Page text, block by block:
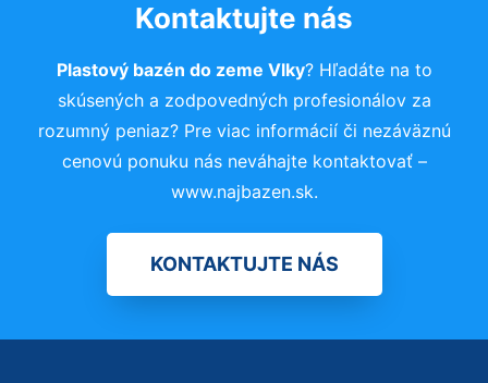
Kontaktujte nás
Plastový bazén do zeme Vlky? Hľadáte na to
skúsených a zodpovedných profesionálov za
rozumný peniaz? Pre viac informácií či nezáväznú
cenovú ponuku nás neváhajte kontaktovať –
www.najbazen.sk.
KONTAKTUJTE NÁS